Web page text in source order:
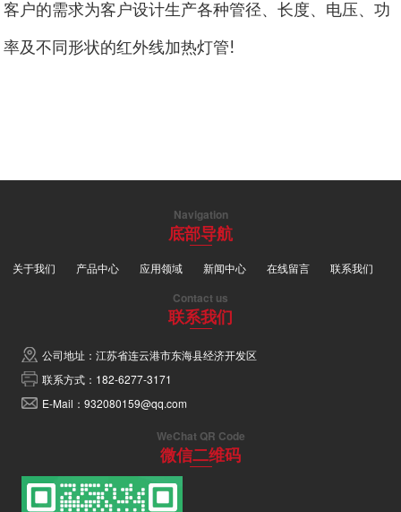
客户的需求为客户设计生产各种管径、长度、电压、功
率及不同形状的红外线加热灯管!
Navigation
底部导航
关于我们 产品中心 应用领域 新闻中心 在线留言 联系我们
Contact us
联系我们
公司地址：江苏省连云港市东海县经济开发区
联系方式：182-6277-3171
E-Mail：932080159@qq.com
WeChat QR Code
微信二维码